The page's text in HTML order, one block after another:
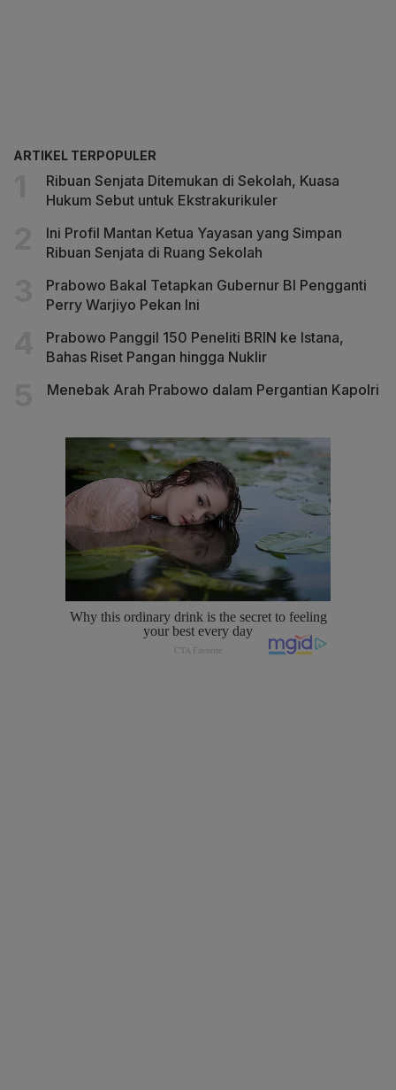
ARTIKEL TERPOPULER
Ribuan Senjata Ditemukan di Sekolah, Kuasa
Hukum Sebut untuk Ekstrakurikuler
Ini Profil Mantan Ketua Yayasan yang Simpan
Ribuan Senjata di Ruang Sekolah
Prabowo Bakal Tetapkan Gubernur BI Pengganti
Perry Warjiyo Pekan Ini
Prabowo Panggil 150 Peneliti BRIN ke Istana,
Bahas Riset Pangan hingga Nuklir
Menebak Arah Prabowo dalam Pergantian Kapolri